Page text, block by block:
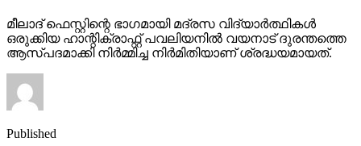
മീലാദ് ഫെസ്റ്റിന്റെ ഭാഗമായി മദ്രസ വിദ്യാർത്ഥികൾ
ഒരുക്കിയ ഹാന്റിക്രാഫ്റ്റ് പവലിയനിൽ വയനാട് ദുരന്തത്തെ
ആസ്പദമാക്കി നിർമ്മിച്ച നിർമിതിയാണ് ശ്രദ്ധയമായത്.
Published